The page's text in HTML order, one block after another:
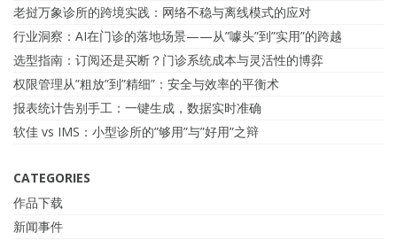
老挝万象诊所的跨境实践：网络不稳与离线模式的应对
行业洞察：AI在门诊的落地场景——从”噱头”到”实用”的跨越
选型指南：订阅还是买断？门诊系统成本与灵活性的博弈
权限管理从”粗放”到”精细”：安全与效率的平衡术
报表统计告别手工：一键生成，数据实时准确
软佳 vs IMS：小型诊所的”够用”与”好用”之辩
CATEGORIES
作品下载
新闻事件